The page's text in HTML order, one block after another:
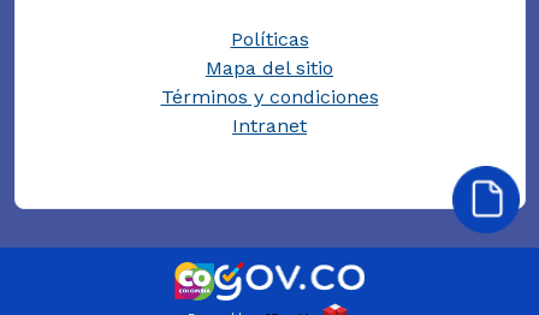
Políticas
Mapa del sitio
Términos y condiciones
Intranet